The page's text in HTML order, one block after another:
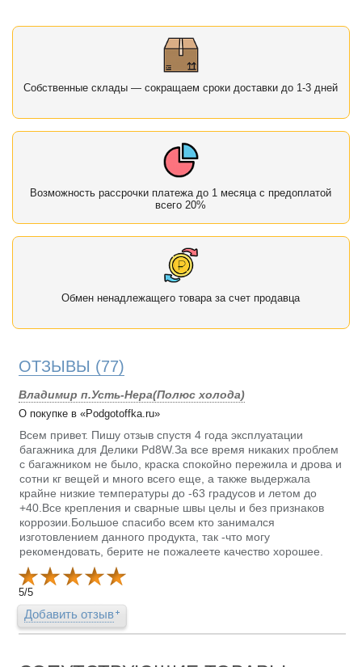
Собственные склады — сокращаем сроки доставки до 1-3 дней
Возможность рассрочки платежа до 1 месяца с предоплатой
всего 20%
Обмен ненадлежащего товара за счет продавца
ОТЗЫВЫ (77)
Владимир п.Усть-Нера(Полюс холода)
О покупке в «Podgotoffka.ru»
Всем привет. Пишу отзыв спустя 4 года эксплуатации
багажника для Делики Pd8W.За все время никаких проблем
с багажником не было, краска спокойно пережила и дрова и
сотни кг вещей и много всего еще, а также выдержала
крайне низкие температуры до -63 градусов и летом до
+40.Все крепления и сварные швы целы и без признаков
коррозии.Большое спасибо всем кто занимался
изготовлением данного продукта, так -что могу
рекомендовать, берите не пожалеете качество хорошее.
5/5
Добавить отзыв